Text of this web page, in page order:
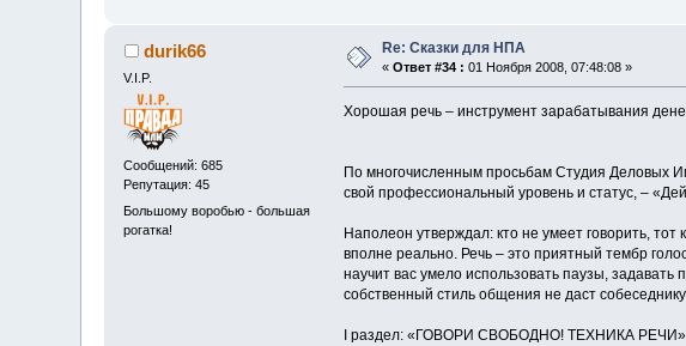
durik66
V.I.P.
Сообщений: 685
Репутация: 45
Большому воробью - большая
рогатка!
Re: Сказки для НПА
«Ответ #34 : 01 Ноября 2008, 07:48:08 »
Хорошая речь – инструмент зарабатывания
По многочисленным просьбам Студия Деловых
свой профессиональный уровень и статус, –
Наполеон утверждал: кто не умеет говорить,
вполне реально. Речь – это приятный тембр
научит вас умело использовать паузы, задавать
собственный стиль общения не даст
I раздел: «ГОВОРИ СВОБОДНО! ТЕХНИКА РЕЧИ»